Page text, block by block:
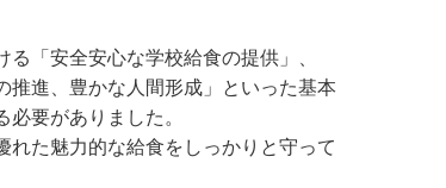
「安全安心な学校給食の提供」、
推進、豊かな人間形成」といった基本
要がありました。
た魅力的な給食をしっかりと守って